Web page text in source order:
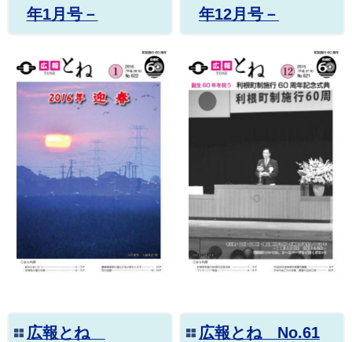
年1月号－
年12月号－
広報とね
広報とね No.61